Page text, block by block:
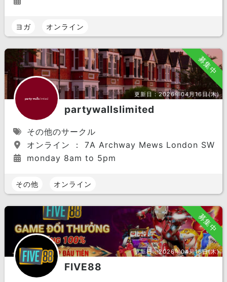
ヨガ オンライン
募集中
更新日：2026年04月16日(木)
partywallslimited
その他のサークル
オンライン ： 7A Archway Mews London SW15
monday 8am to 5pm
その他 オンライン
募集中
更新日：2026年04月16日(木)
FIVE88